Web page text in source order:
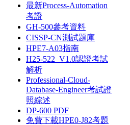
最新Process-Automation
考證
GH-500參考資料
CISSP-CN測試題庫
HPE7-A03指南
H25-522_V1.0認證考試
解析
Professional-Cloud-
Database-Engineer考試證
照綜述
DP-600 PDF
免費下載HPE0-J82考題